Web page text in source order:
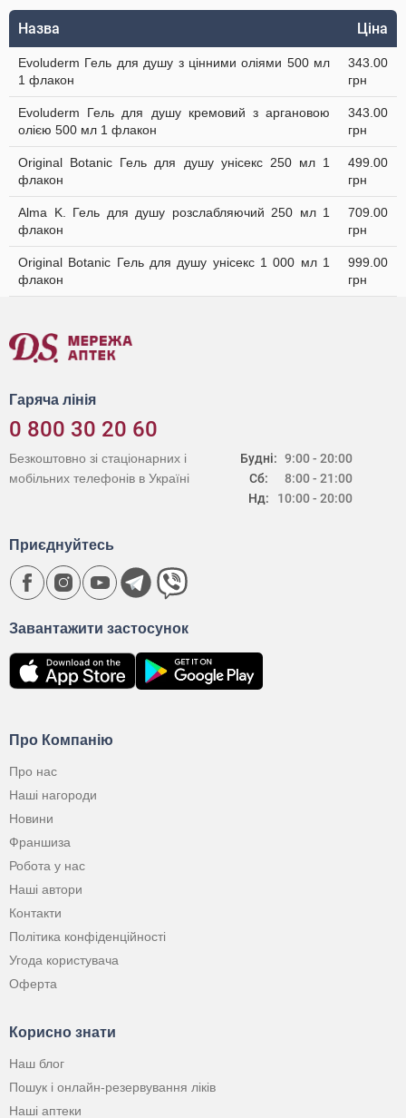
Назва Ціна
Evoluderm Гель для душу з цінними оліями 500 мл
1 флакон
343.00
грн
Evoluderm Гель для душу кремовий з аргановою
олією 500 мл 1 флакон
343.00
грн
Original Botanic Гель для душу унісекс 250 мл 1
флакон
499.00
грн
Alma K. Гель для душу розслабляючий 250 мл 1
флакон
709.00
грн
Original Botanic Гель для душу унісекс 1 000 мл 1
флакон
999.00
грн
Гаряча лінія
0 800 30 20 60
Будні:
Сб:
Нд:
9:00 - 20:00
8:00 - 21:00
10:00 - 20:00
Безкоштовно зі стаціонарних і
мобільних телефонів в Україні
Про Компанію
Про нас
Наші нагороди
Новини
Франшиза
Робота у нас
Наші автори
Контакти
Політика конфіденційності
Угода користувача
Оферта
Корисно знати
Наш блог
Пошук і онлайн-резервування ліків
Наші аптеки
Завантажити застосунок
Приєднуйтесь